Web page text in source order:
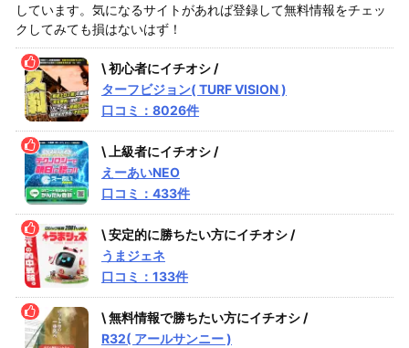
しています。気になるサイトがあれば登録して無料情報をチェッ
クしてみても損はないはず！
\ 初心者にイチオシ /
ターフビジョン( TURF VISION )
口コミ：8026件
\ 上級者にイチオシ /
えーあいNEO
口コミ：433件
\ 安定的に勝ちたい方にイチオシ /
うまジェネ
口コミ：133件
\ 無料情報で勝ちたい方にイチオシ /
R32( アールサンニー )